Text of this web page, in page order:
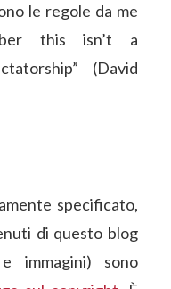
le regole da me
this isn’t a
(David
specificato,
di questo blog
immagini) sono